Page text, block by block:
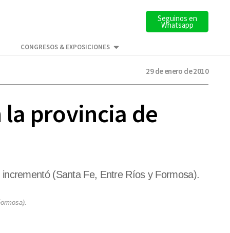
Seguinos en
Whatsapp
CONGRESOS & EXPOSICIONES
29 de enero de 2010
la provincia de
(Santa Fe, Entre Ríos y Formosa).